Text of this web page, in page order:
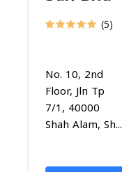
(5)
No. 10, 2nd
Floor, Jln Tp
7/1, 40000
Shah Alam, Sh...